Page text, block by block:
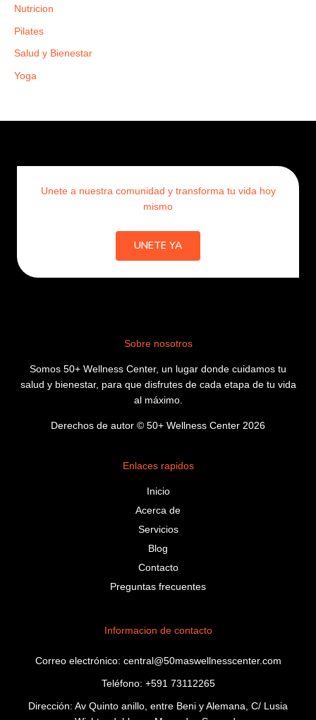
Nutricion
Pilates
Salud y Bienestar
Yoga
Unete a nuestra comunidad y transforma tu vida hoy
mismo
UNETE YA
Sobre nosotros
Somos 50+ Wellness Center, un lugar donde cuidamos tu
salud y bienestar, para que disfrutes de cada etapa de tu vida
al máximo.
Derechos de autor © 50+ Wellness Center 2026
Enlaces rapidos
Inicio
Acerca de
Servicios
Blog
Contacto
Preguntas frecuentes
Informacion de contacto
Correo electrónico: central@50maswellnesscenter.com
Teléfono: +591 73112265
Dirección: Av Quinto anillo, entre Beni y Alemana, C/ Lusia